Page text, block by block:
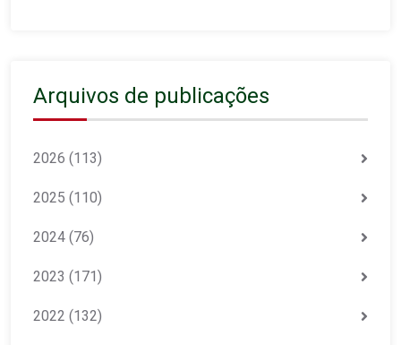
Arquivos de publicações
2026 (113)
2025 (110)
2024 (76)
2023 (171)
2022 (132)